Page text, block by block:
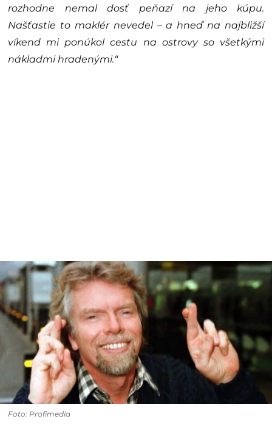
rozhodne nemal dosť peňazí na jeho kúpu.
Našťastie to maklér nevedel – a hneď na najbližší
víkend mi ponúkol cestu na ostrovy so všetkými
nákladmi hradenými.“
Foto: Profimedia